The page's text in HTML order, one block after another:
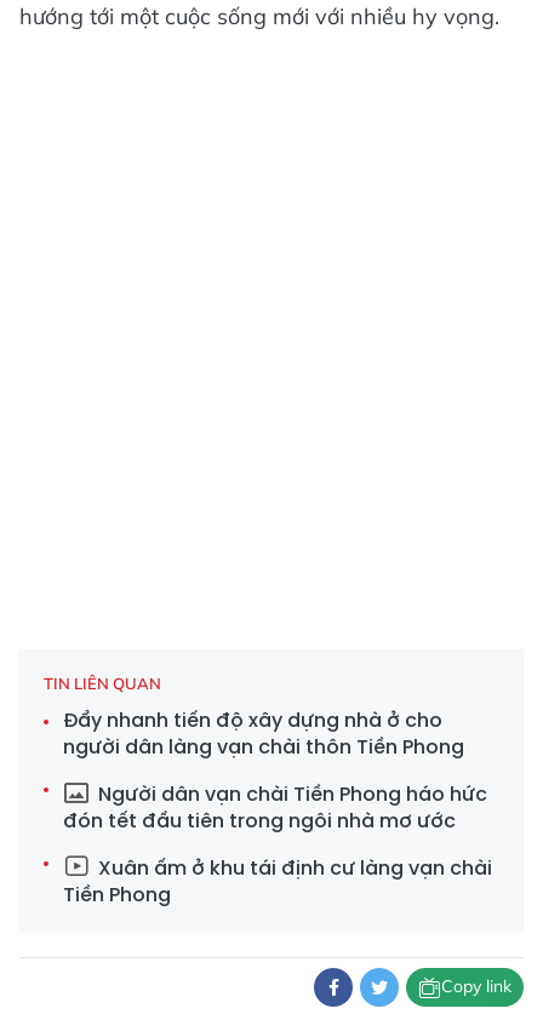
hướng tới một cuộc sống mới với nhiều hy vọng.
TIN LIÊN QUAN
Đẩy nhanh tiến độ xây dựng nhà ở cho
người dân làng vạn chài thôn Tiền Phong
Người dân vạn chài Tiền Phong háo hức
đón tết đầu tiên trong ngôi nhà mơ ước
Xuân ấm ở khu tái định cư làng vạn chài
Tiền Phong
Copy link